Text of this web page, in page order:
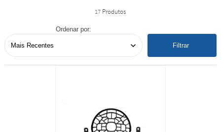
17
Ordenar por:
Filtrar